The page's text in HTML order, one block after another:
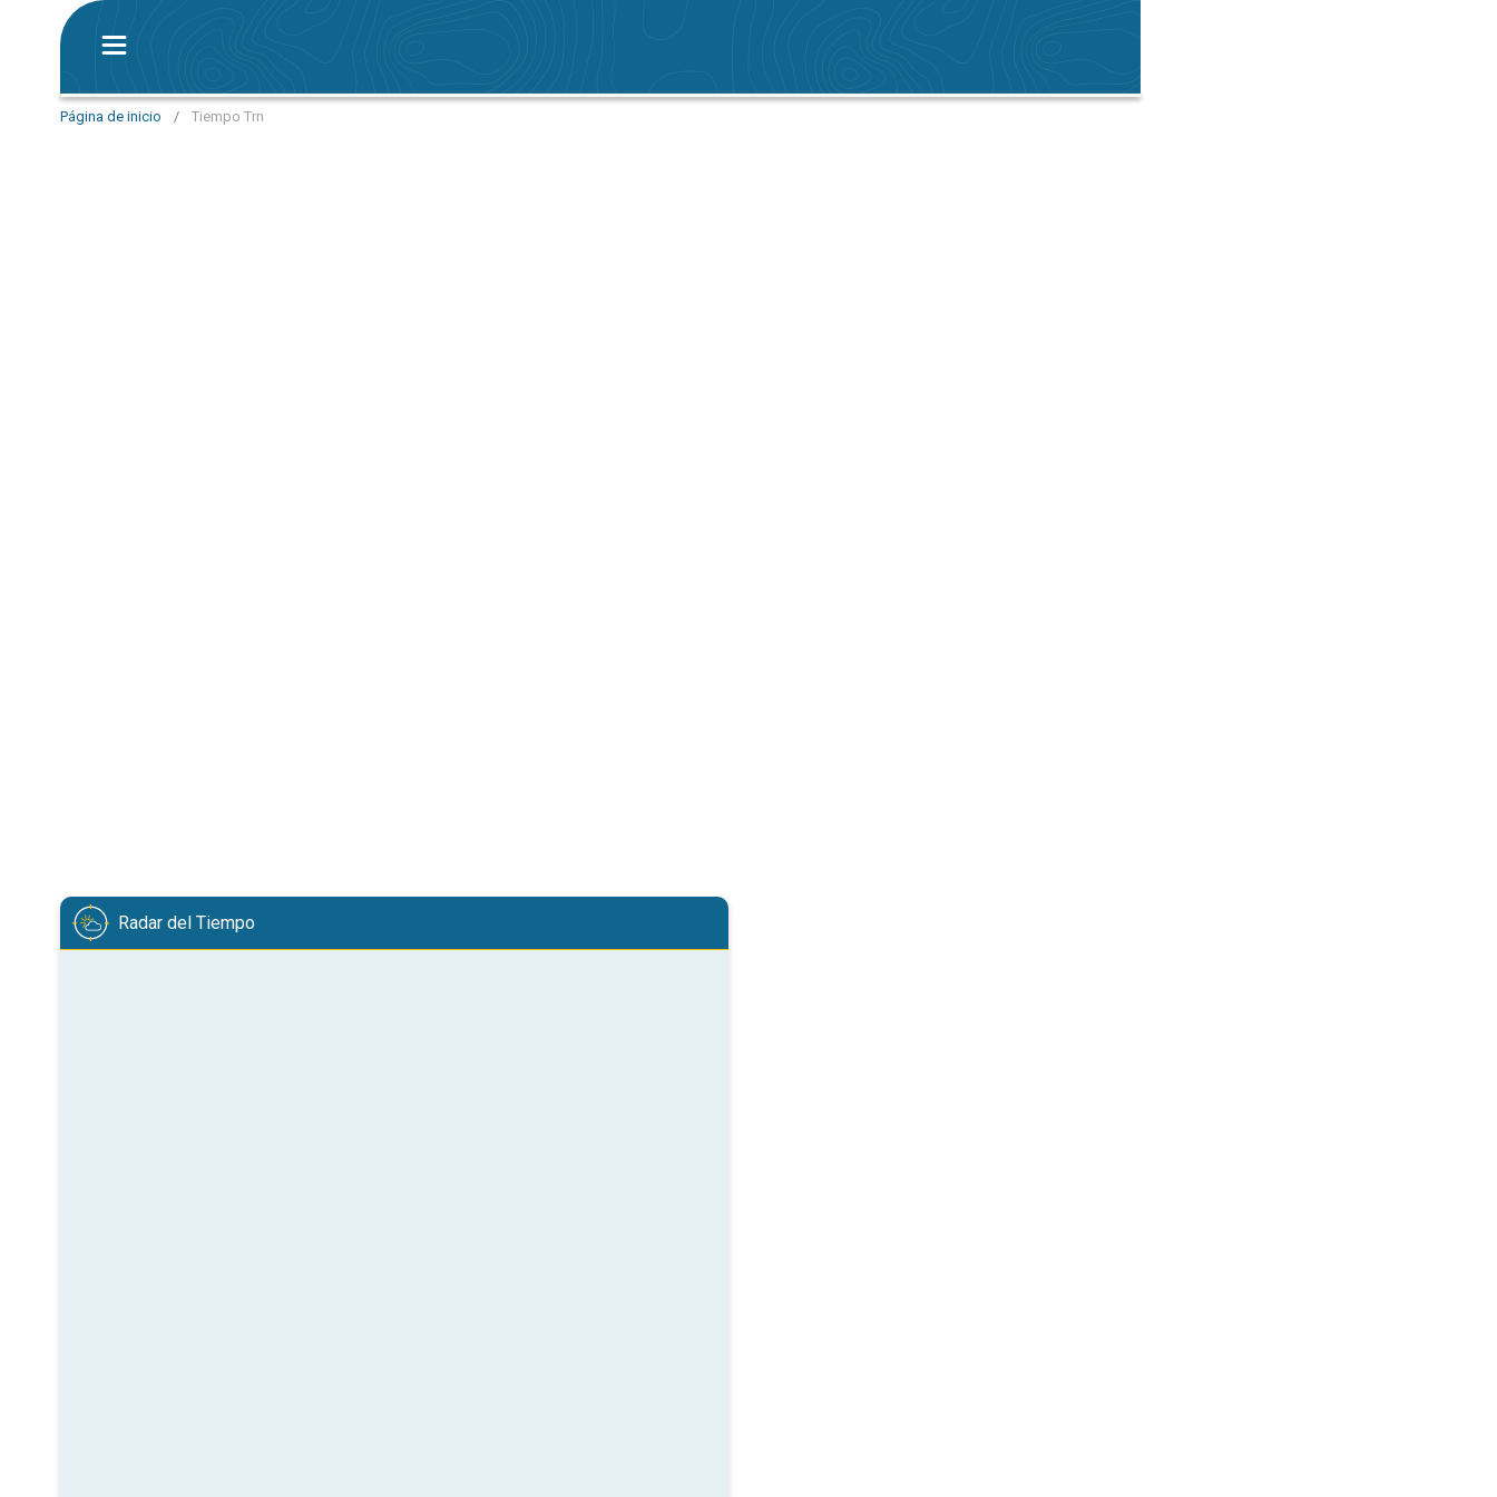
Página de inicio / Tiempo Trn
Radar del Tiempo